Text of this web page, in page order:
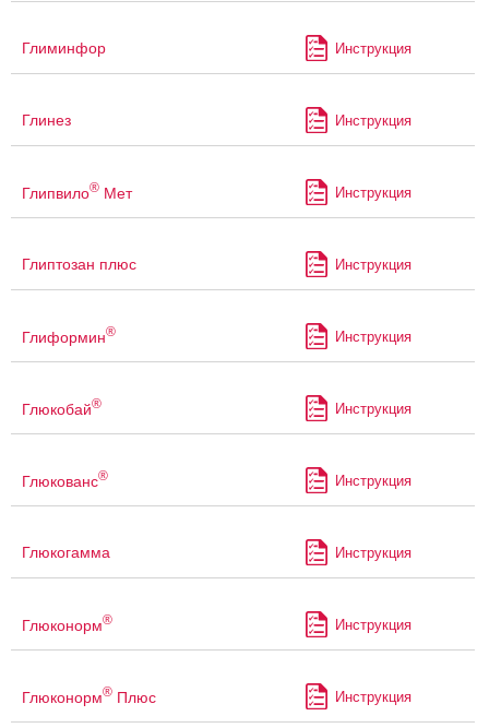
Глиминфор Инструкция
Глинез Инструкция
Глипвило® Мет Инструкция
Глиптозан плюс Инструкция
Глиформин® Инструкция
Глюкобай® Инструкция
Глюкованс® Инструкция
Глюкогамма Инструкция
Глюконорм® Инструкция
Глюконорм® Плюс Инструкция